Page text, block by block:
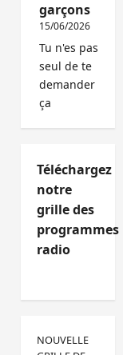
garçons
15/06/2026
Tu n'es pas
seul de te
demander
ça
Téléchargez
notre
grille des
programmes
radio
NOUVELLE